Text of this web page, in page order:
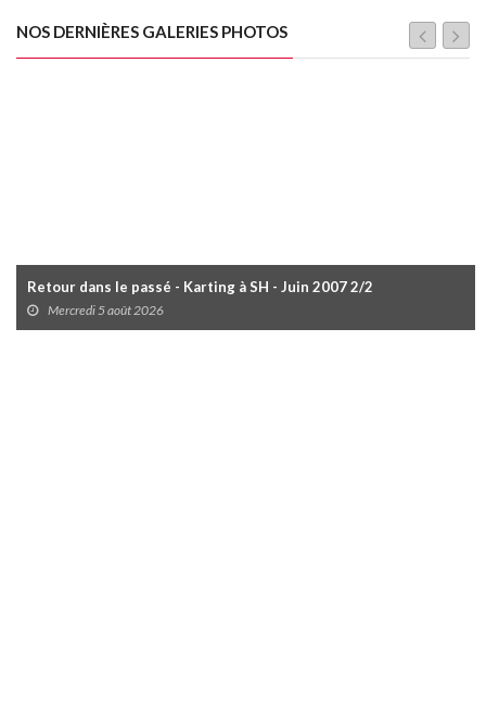
NOS DERNIÈRES GALERIES PHOTOS
Retour dans le passé - Karting à SH - Juin 2007 2/2
Mercredi 5 août 2026